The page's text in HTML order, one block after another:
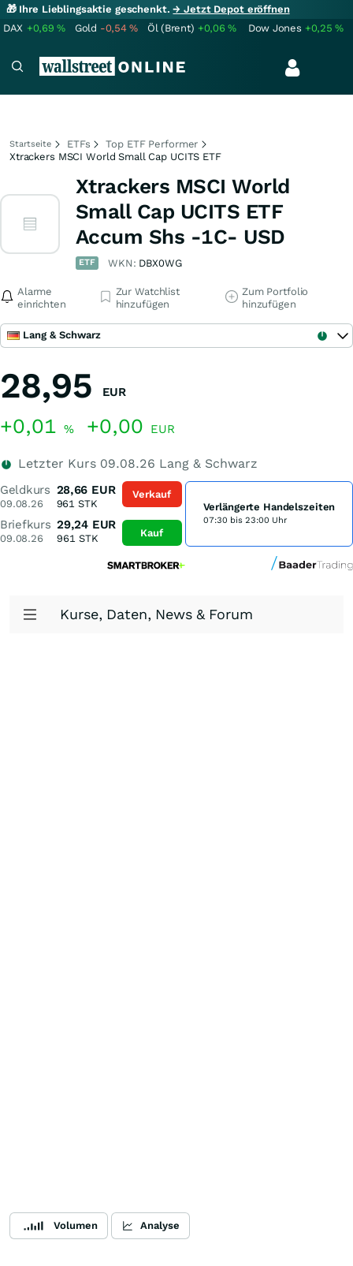
🎁 Ihre Lieblingsaktie geschenkt.→ Jetzt Depot eröffnen
DAX +0,69% Gold -0,54% Öl (Brent) +0,06% Dow Jones +0,25%
Startseite ETFs
Top ETF Performer
Xtrackers MSCI World Small Cap UCITS ETF
Xtrackers MSCI World
Small Cap UCITS ETF
Accum Shs -1C- USD
ETF WKN: DBX0WG
Alarme
einrichten
Zur Watchlist
hinzufügen
Zum Portfolio
hinzufügen
Lang & Schwarz
28,95 EUR
+0,01 % +0,00 EUR
Letzter Kurs 09.08.26 Lang & Schwarz
Geldkurs
09.08.26
28,66 EUR
961 STK
Briefkurs
09.08.26
29,24 EUR
961 STK
Verkauf
Kauf
Verlängerte Handelszeiten
07:30 bis 23:00 Uhr
Kurse, Daten, News & Forum
Volumen Analyse